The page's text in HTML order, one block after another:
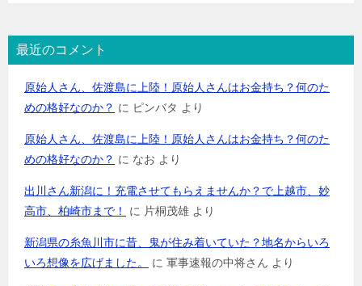
最近のコメント
原始人さん、佐渡島に上陸！原始人さんはお金持ち？何のた
めの格好なのか？ に ピンバタ より
原始人さん、佐渡島に上陸！原始人さんはお金持ち？何のた
めの格好なのか？ に なお より
出川さん新潟に！充電させてもらえませんか？で上越市、妙
高市、柏崎市まで！
に 片桐茂雄 より
新潟県の糸魚川市に昔、鬼が住み着いていた？地名からいろ
いろ想像を広げました。
に 軍事速報の中将さん より